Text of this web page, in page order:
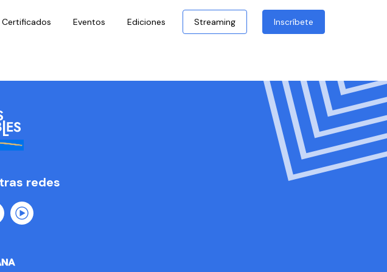
Certificados Eventos Ediciones Streaming Inscríbete
redes